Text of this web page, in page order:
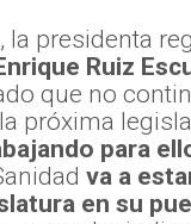
la presidenta
Ruiz
que no
próxima
para
va a
en su